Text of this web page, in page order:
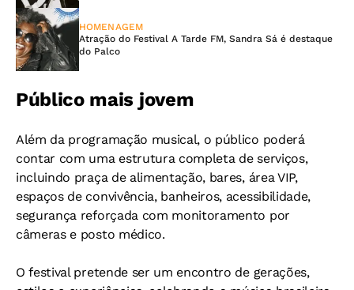
HOMENAGEM
Atração do Festival A Tarde FM, Sandra Sá é destaque
do Palco
Público mais jovem
Além da programação musical, o público poderá
contar com uma estrutura completa de serviços,
incluindo praça de alimentação, bares, área VIP,
espaços de convivência, banheiros, acessibilidade,
segurança reforçada com monitoramento por
câmeras e posto médico.
O festival pretende ser um encontro de gerações,